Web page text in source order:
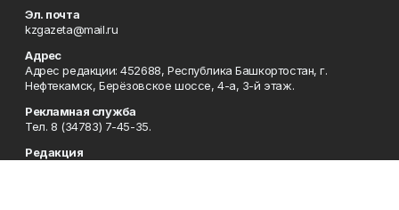
Эл. почта
kzgazeta@mail.ru
Адрес
Адрес редакции: 452688, Республика Башкортостан, г.
Нефтекамск, Берёзовское шоссе, 4-а, 3-й этаж.
Рекламная служба
Тел. 8 (34783) 7-45-35.
Редакция